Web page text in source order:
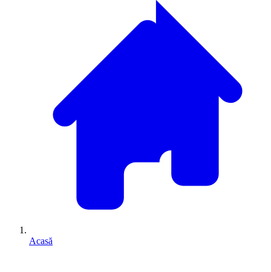
Acasă